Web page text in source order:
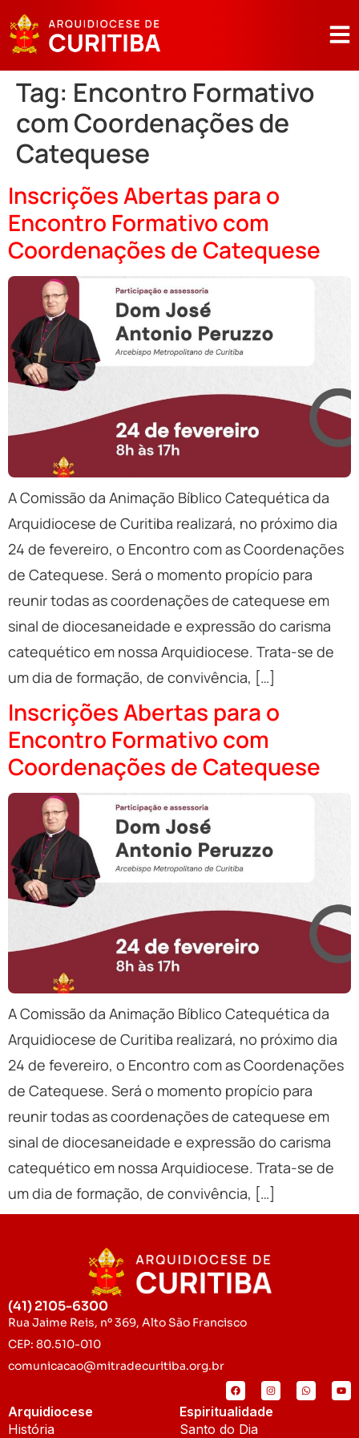
Tag: Encontro Formativo
com Coordenações de
Catequese
Inscrições Abertas para o
Encontro Formativo com
Coordenações de Catequese
A Comissão da Animação Bíblico Catequética da
Arquidiocese de Curitiba realizará, no próximo dia
24 de fevereiro, o Encontro com as Coordenações
de Catequese. Será o momento propício para
reunir todas as coordenações de catequese em
sinal de diocesaneidade e expressão do carisma
catequético em nossa Arquidiocese. Trata-se de
um dia de formação, de convivência, […]
Inscrições Abertas para o
Encontro Formativo com
Coordenações de Catequese
A Comissão da Animação Bíblico Catequética da
Arquidiocese de Curitiba realizará, no próximo dia
24 de fevereiro, o Encontro com as Coordenações
de Catequese. Será o momento propício para
reunir todas as coordenações de catequese em
sinal de diocesaneidade e expressão do carisma
catequético em nossa Arquidiocese. Trata-se de
um dia de formação, de convivência, […]
(41) 2105-6300
Rua Jaime Reis, nº 369, Alto São Francisco
CEP: 80.510-010
comunicacao@mitradecuritiba.org.br
Arquidiocese
História
Espiritualidade
Santo do Dia